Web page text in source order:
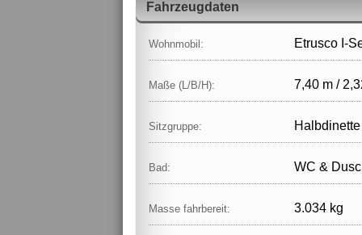
Fahrzeugdaten
Wohnmobil: Etrusco I-
Maße (L/B/H): 7,40 m /
Sitzgruppe:
Bad: WC &
Masse fahrbereit: 3.034 kg